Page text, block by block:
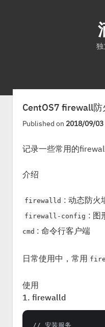
独
CentOS7 firewall防
Published on 2018/09/03
记录一些常用的firewall
介绍
firewalld : 动态防火
firewall-config : 图
cmd : 命令行客户端
日常使用中，常用
使用
1. firewalld